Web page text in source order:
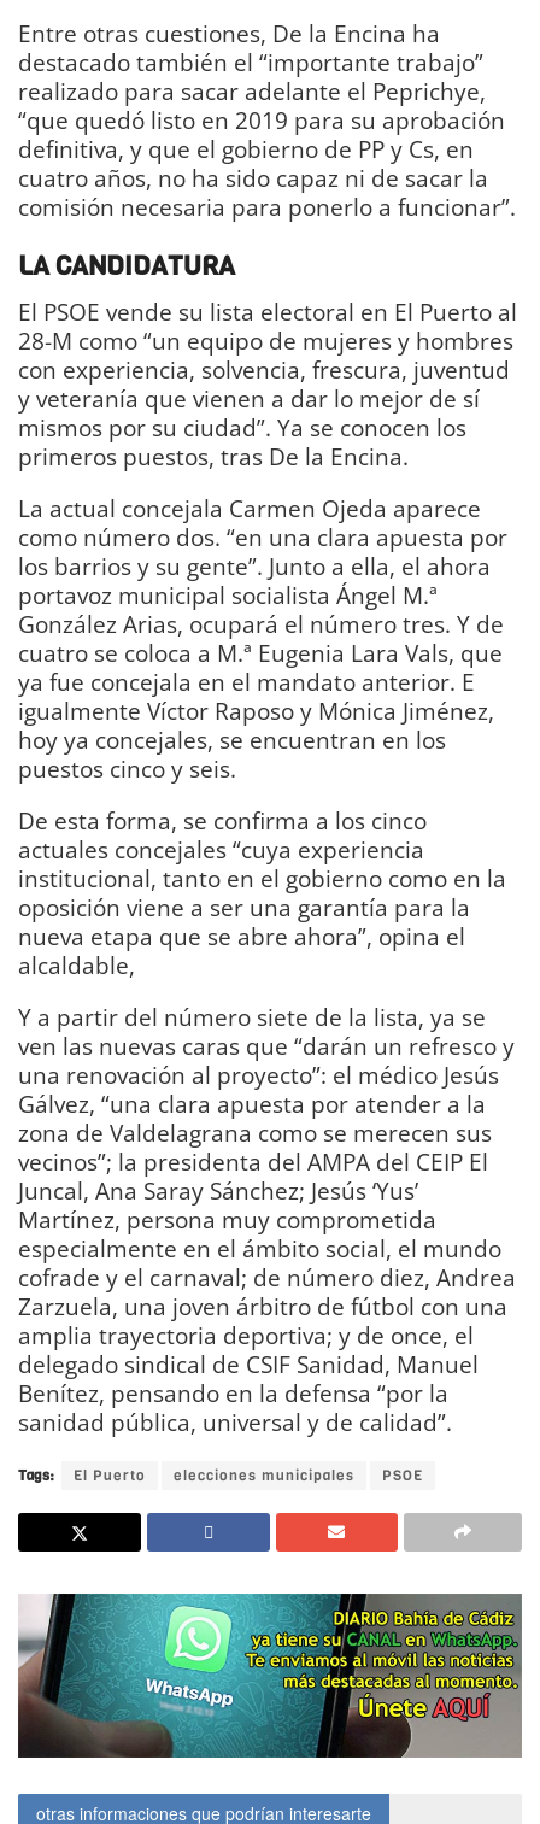
Entre otras cuestiones, De la Encina ha
destacado también el “importante trabajo”
realizado para sacar adelante el Peprichye,
“que quedó listo en 2019 para su aprobación
definitiva, y que el gobierno de PP y Cs, en
cuatro años, no ha sido capaz ni de sacar la
comisión necesaria para ponerlo a funcionar”.
LA CANDIDATURA
El PSOE vende su lista electoral en El Puerto al
28-M como “un equipo de mujeres y hombres
con experiencia, solvencia, frescura, juventud
y veteranía que vienen a dar lo mejor de sí
mismos por su ciudad”. Ya se conocen los
primeros puestos, tras De la Encina.
La actual concejala Carmen Ojeda aparece
como número dos. “en una clara apuesta por
los barrios y su gente”. Junto a ella, el ahora
portavoz municipal socialista Ángel M.ª
González Arias, ocupará el número tres. Y de
cuatro se coloca a M.ª Eugenia Lara Vals, que
ya fue concejala en el mandato anterior. E
igualmente Víctor Raposo y Mónica Jiménez,
hoy ya concejales, se encuentran en los
puestos cinco y seis.
De esta forma, se confirma a los cinco
actuales concejales “cuya experiencia
institucional, tanto en el gobierno como en la
oposición viene a ser una garantía para la
nueva etapa que se abre ahora”, opina el
alcaldable,
Y a partir del número siete de la lista, ya se
ven las nuevas caras que “darán un refresco y
una renovación al proyecto”: el médico Jesús
Gálvez, “una clara apuesta por atender a la
zona de Valdelagrana como se merecen sus
vecinos”; la presidenta del AMPA del CEIP El
Juncal, Ana Saray Sánchez; Jesús ‘Yus’
Martínez, persona muy comprometida
especialmente en el ámbito social, el mundo
cofrade y el carnaval; de número diez, Andrea
Zarzuela, una joven árbitro de fútbol con una
amplia trayectoria deportiva; y de once, el
delegado sindical de CSIF Sanidad, Manuel
Benítez, pensando en la defensa “por la
sanidad pública, universal y de calidad”.
Tags: El Puerto elecciones municipales PSOE
otras informaciones que podrían interesarte